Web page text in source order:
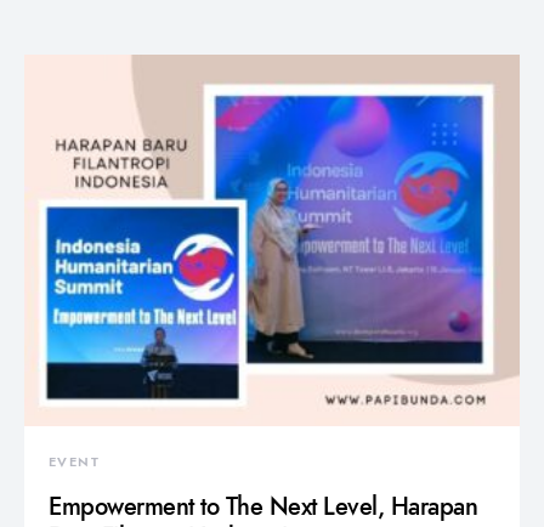
EVENT
Empowerment to The Next Level, Harapan